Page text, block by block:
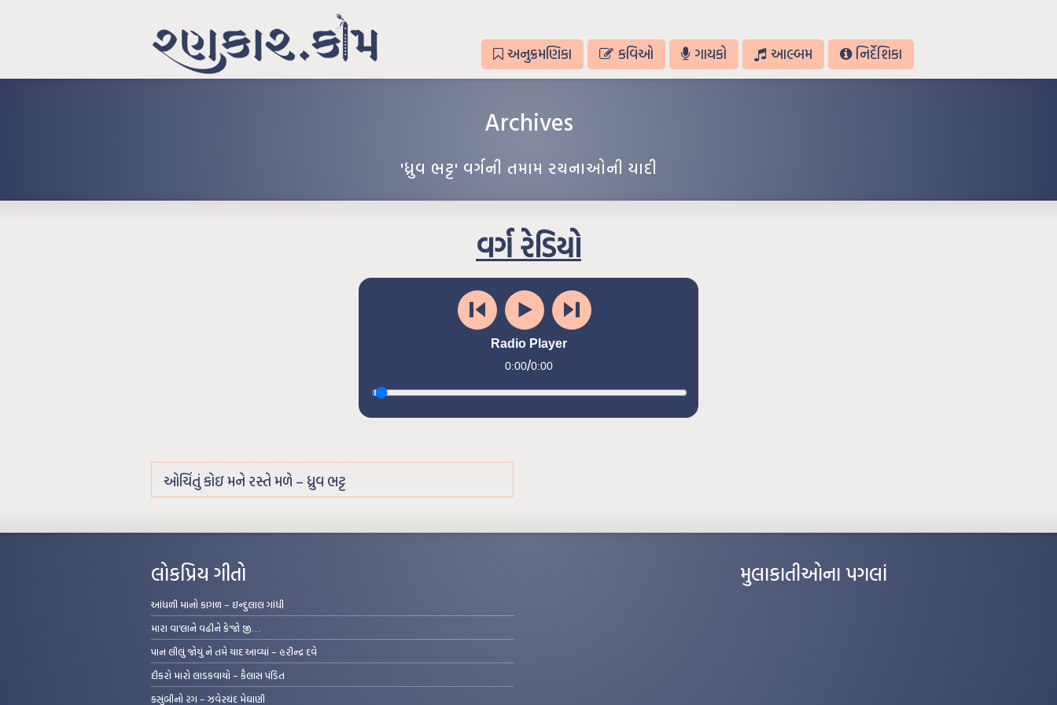
અનુક્રમણિકા કવિઓ ગાયકો આલ્બમ નિર્દેશિકા
Archives
'ધ્રુવ ભટ્ટ' વર્ગની તમામ રચનાઓની યાદી
વર્ગ રેડિયો
Radio Player
0:00/0:00
ઓચિંતું કોઇ મને રસ્તે મળે – ધ્રુવ ભટ્ટ
લોકપ્રિય ગીતો
આંધળી માનો કાગળ – ઇન્દુલાલ ગાંધી
મારા વા’લાને વઢીને કે’જો જી…
પાન લીલું જોયું ને તમે યાદ આવ્યાં – હરીન્દ્ર દવે
દીકરો મારો લાડકવાયો – કૈલાસ પંડિત
કસુંબીનો રંગ – ઝવેરચંદ મેઘાણી
મુલાકાતીઓના પગલાં